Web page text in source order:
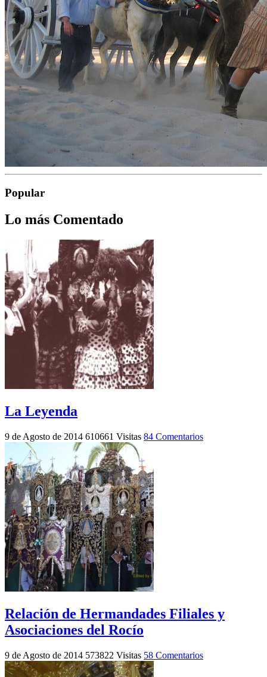
Popular
Lo más Comentado
La Leyenda
9 de Agosto de 2014 610661 Visitas 84 Comentarios
Relación de Hermandades Filiales y
Asociaciones del Rocío
9 de Agosto de 2014 573822 Visitas 58 Comentarios